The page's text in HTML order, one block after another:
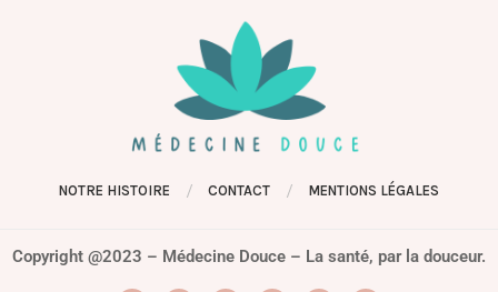
NOTRE HISTOIRE CONTACT MENTIONS LÉGALES
Copyright @2023 – Médecine Douce – La santé, par la douceur.